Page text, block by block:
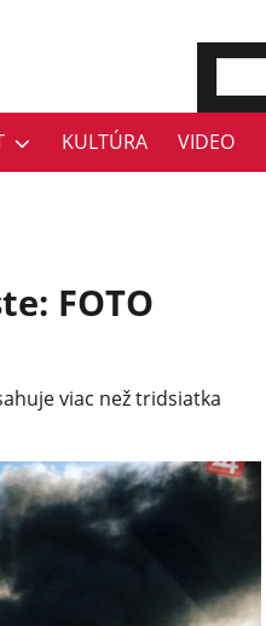
KULTÚRA VIDEO
FOTO
viac než tridsiatka